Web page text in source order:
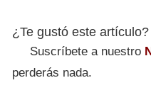
¿Te gustó este artículo?
Suscríbete a nuestro
perderás nada.